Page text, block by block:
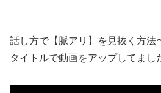
話し方で【脈アリ】を見抜く方法
タイトルで動画をアップしてまし